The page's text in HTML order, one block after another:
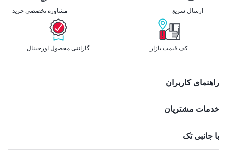
ارسال سریع مشاوره تخصصی خرید
کف قیمت بازار گارانتی محصول اورجینال
راهنمای کاربران
خدمات مشتریان
با جانبی تک